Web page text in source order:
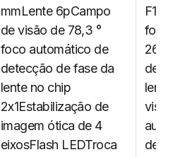
mmLente 6pCampo
de visão de 78,3 °
foco automático de
detecção de fase da
lente no chip
2x1Estabilização de
imagem ótica de 4
eixosFlash LEDTroca
26,6
de